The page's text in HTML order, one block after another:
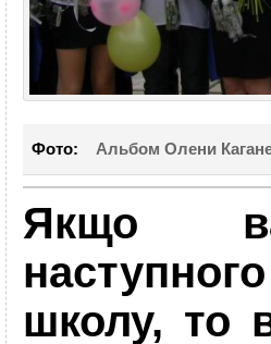
Фото: Альбом Олени
Якщо
школу, то